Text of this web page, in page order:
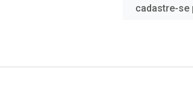
cadastre-se